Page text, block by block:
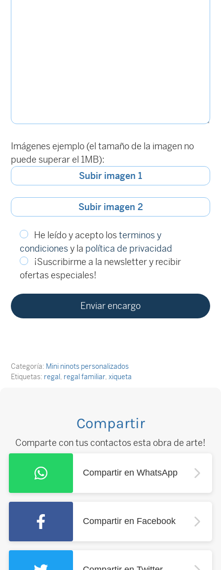
Imágenes ejemplo (el tamaño de la imagen no
puede superar el 1MB):
Subir imagen 1
Subir imagen 2
He leído y acepto losterminos y
condicionesy la política de privacidad
¡Suscribirme a la newsletter y recibir
ofertas especiales!
Categoría: Mini ninots personalizados
Etiquetas: regal regal familiar, xiqueta
Compartir
Comparte con tus contactos esta obra de arte!
Compartir en WhatsApp
Compartir en Facebook